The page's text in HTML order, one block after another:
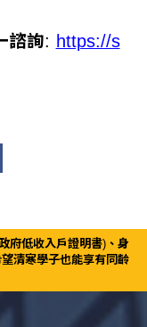
諮詢: https://s
府低收入戶證明書)、身
清寒學子也能享有同齡